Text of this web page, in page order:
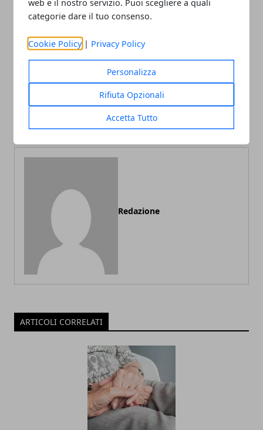
web e il nostro servizio. Puoi scegliere a quali
categorie dare il tuo consenso.
Cookie Policy | Privacy Policy
Personalizza
Rifiuta Opzionali
Accetta Tutto
Facebook
TwitterWhatsapp
Andare in vacanza con un
bambino in macchina: idee
Vacanze in Sicilia: città da
vedere e spiagge
Redazione
ARTICOLI CORRELATI